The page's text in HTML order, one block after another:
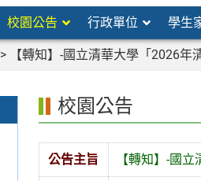
校園公告 行政單位 學生
> 【轉知】-國立清華大學「2026
校園公告
公告主旨 【轉知】-國